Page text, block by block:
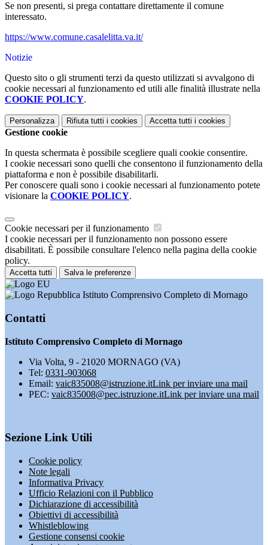
Se non presenti, si prega contattare direttamente il comune
interessato.
https://www.comune.casalelitta.va.it/
Notizie
Questo sito o gli strumenti terzi da questo utilizzati si avvalgono di
cookie necessari al funzionamento ed utili alle finalità illustrate nella
COOKIE POLICY.
Personalizza Rifiuta tutti i cookies Accetta tutti i cookies
Gestione cookie
In questa schermata è possibile scegliere quali cookie consentire.
I cookie necessari sono quelli che consentono il funzionamento della
piattaforma e non è possibile disabilitarli.
Per conoscere quali sono i cookie necessari al funzionamento potete
visionare la COOKIE POLICY.
Cookie necessari per il funzionamento
I cookie necessari per il funzionamento non possono essere
disabilitati. È possibile consultare l'elenco nella pagina della cookie
policy.
Accetta tutti Salva le preferenze
Istituto Comprensivo Completo di Mornago
Contatti
Istituto Comprensivo Completo di Mornago
Via Volta, 9 - 21020 MORNAGO (VA)
Tel: 0331-903068
Email: vaic835008@istruzione.itLink per inviare una mail
PEC: vaic835008@pec.istruzione.itLink per inviare una mail
Sezione Link Utili
Cookie policy
Note legali
Informativa Privacy
Ufficio Relazioni con il Pubblico
Dichiarazione di accessibilità
Obiettivi di accessibilità
Whistleblowing
Gestione consensi cookie